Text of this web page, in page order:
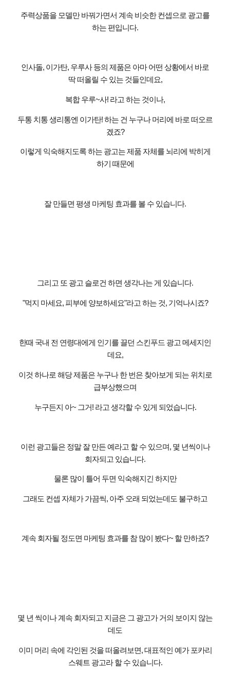
주력상품을 모델만 바꿔가면서 계속 비슷한 컨셉으로 광고를
하는 편입니다.
인사돌, 이가탄, 우루사 등의 제품은 아마 어떤 상황에서 바로
딱 떠올릴 수 있는 것들인데요,
복합 우루~사! 라고 하는 것이나,
두통 치통 생리통엔 이가탄!하는 건 누구나 머리에 바로 떠오르
겠죠?
이렇게 익숙해지도록 하는 광고는 제품 자체를 뇌리에 박히게
하기 때문에
잘 만들면 평생 마케팅 효과를 볼 수 있습니다.
그리고 또 광고 슬로건 하면 생각나는 게 있습니다.
"먹지 마세요, 피부에 양보하세요"라고 하는 것, 기억나시죠?
한때 국내 전 연령대에게 인기를 끌던 스킨푸드 광고 메세지인
데요,
이것 하나로 해당 제품은 누구나 한 번은 찾아보게 되는 위치로
급부상했으며
누구든지 아~ 그거! 라고 생각할 수 있게 되었습니다.
이런 광고들은 정말 잘 만든 예라고 할 수 있으며, 몇 년씩이나
회자되고 있습니다.
물론 많이 틀어 두면 익숙해지긴 하지만
그래도 컨셉 자체가 가끔씩, 아주 오래 되었는데도 불구하고
계속 회자될 정도면 마케팅 효과를 참 많이 봤다~ 할 만하죠?
몇 년 씩이나 계속 회자되고 지금은 그 광고가 거의 보이지 않는
데도
이미 머리 속에 각인된 것을 떠올려보면,대표적인 예가 포카리
스웨트 광고라 할 수 있습니다.